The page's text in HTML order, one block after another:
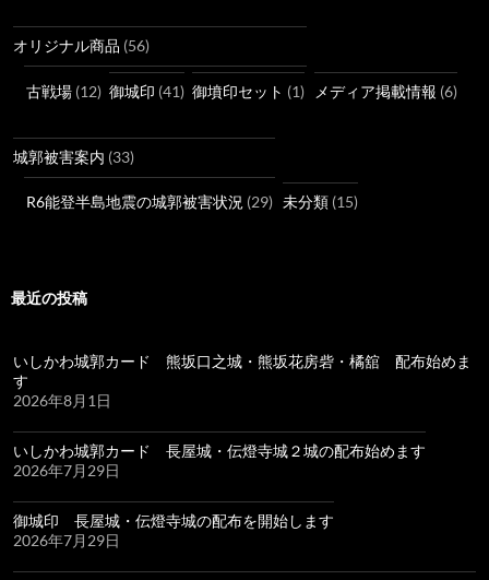
オリジナル商品 (56)
古戦場 (12) 御城印 (41) 御墳印セット (1) メディア掲載情報 (6)
城郭被害案内 (33)
R6能登半島地震の城郭被害状況 (29) 未分類 (15)
最近の投稿
いしかわ城郭カード 熊坂口之城・熊坂花房砦・橘舘 配布始めま
す
2026年8月1日
いしかわ城郭カード 長屋城・伝燈寺城２城の配布始めます
2026年7月29日
御城印 長屋城・伝燈寺城の配布を開始します
2026年7月29日